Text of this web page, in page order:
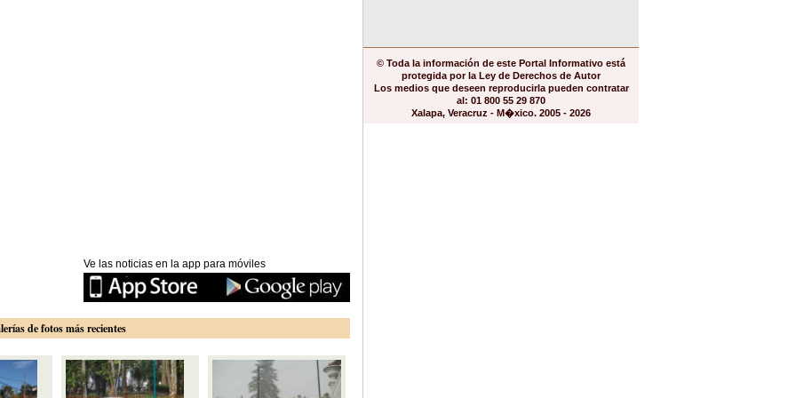
Ve las noticias en la app para móviles
de fotos más recientes
© Toda la información de este Portal Informativo está
protegida por la Ley de Derechos de Autor
Los medios que deseen reproducirla pueden contratar
al: 01 800 55 29 870
Xalapa, Veracruz - M�xico. 2005 - 2026